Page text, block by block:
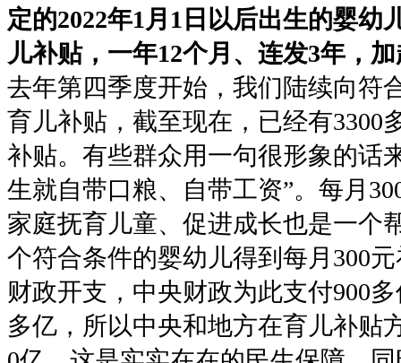
定的2022年1月1日以后出生的婴幼
儿补贴，一年12个月、连发3年，
去年第四季度开始，我们陆续向符
育儿补贴，截至现在，已经有3300
补贴。有些群众用一句很形象的话
生就自带口粮、自带工资”。每月
家庭抚育儿童、促进成长也是一个
个符合条件的婴幼儿得到每月300
财政开支，中央财政为此支付900
多亿，所以中央和地方在育儿补贴